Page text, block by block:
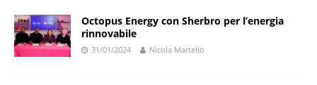
Octopus Energy con Sherbro per l’energia
rinnovabile
31/01/2024 Nicola Martello